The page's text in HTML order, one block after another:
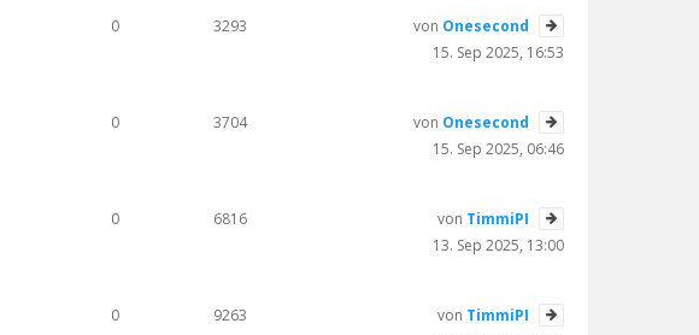
0 3293 von Onesecond
15. Sep 2025, 16:53
0 3704 von Onesecond
15. Sep 2025, 06:46
0 6816 von TimmiPI
13. Sep 2025, 13:00
0 9263 von TimmiPI